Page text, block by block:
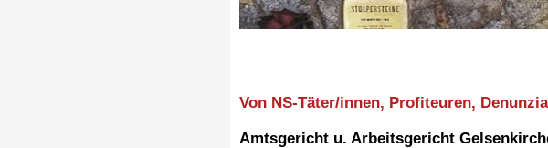
Von NS-Täter/innen, Profiteuren,
Amtsgericht u. Arbeitsgericht